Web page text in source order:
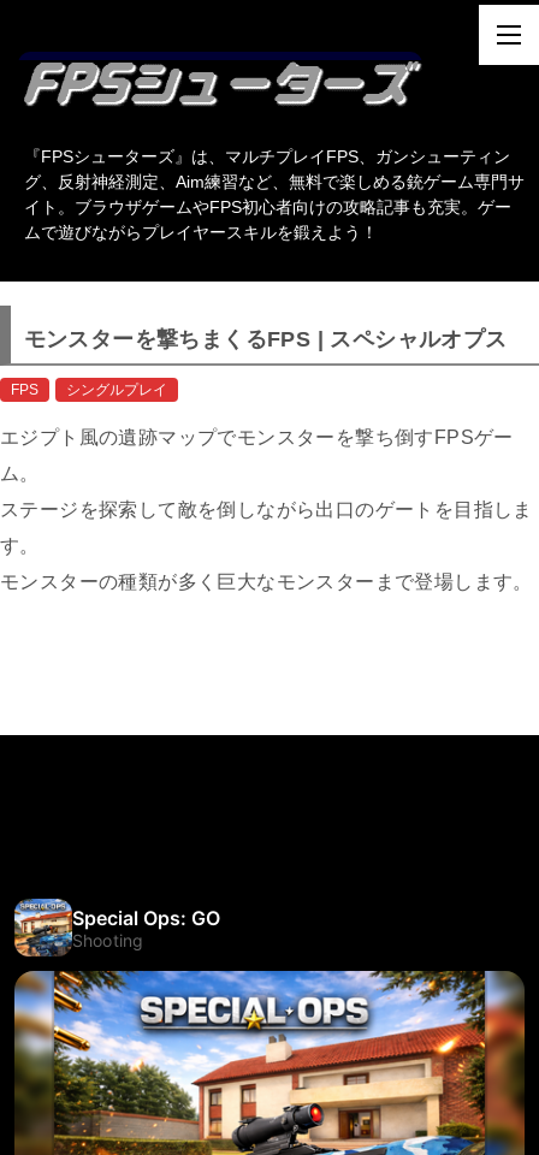
『FPSシューターズ』は、マルチプレイFPS、ガンシューティン
グ、反射神経測定、Aim練習など、無料で楽しめる銃ゲーム専門サ
イト。ブラウザゲームやFPS初心者向けの攻略記事も充実。ゲー
ムで遊びながらプレイヤースキルを鍛えよう！
モンスターを撃ちまくるFPS | スペシャルオプス
FPS シングルプレイ
エジプト風の遺跡マップでモンスターを撃ち倒すFPSゲー
ム。
ステージを探索して敵を倒しながら出口のゲートを目指しま
す。
モンスターの種類が多く巨大なモンスターまで登場します。